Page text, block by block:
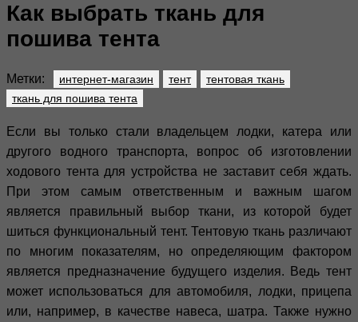
Как выбрать ткань для
пошива тента
Метки: интернет-магазин тент
тентовая ткань
ткань для пошива тента
Если вы только стали владельцем лодки, катера или
другого водного транспорта, вопрос об изготовлении
ходового тента для устройства не заставит себя ждать.
При этом самым ответственным и важным шагом
является правильный выбор ткани, из которой будет
шиться функциональный тент. Тентовую ткань различают
по многим показателям, но определяющим фактором
является предназначение будущего изделия. Ведь тент
может использоваться для автомобиля, лодки, прицепа
или, например, в качестве навеса, шатра. Также нужно